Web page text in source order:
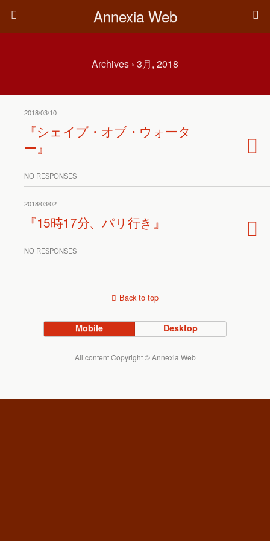
Annexia Web
Archives › 3月, 2018
2018/03/10
『シェイプ・オブ・ウォータ
ー』
NO RESPONSES
2018/03/02
『15時17分、パリ行き』
NO RESPONSES
Back to top
Mobile Desktop
All content Copyright © Annexia Web